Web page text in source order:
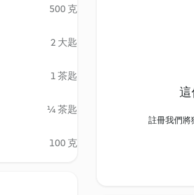
500 克
2 大匙
1 茶匙
¼ 茶匙
100 克
這
註冊我們將